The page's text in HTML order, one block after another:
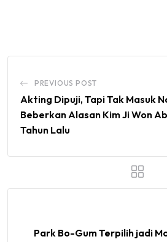
PREVIOUS POST
Akting Dipuji, Tapi Tak Masuk
Beberkan Alasan Kim Ji Won
Tahun Lalu
Park Bo-Gum Terpilih jadi